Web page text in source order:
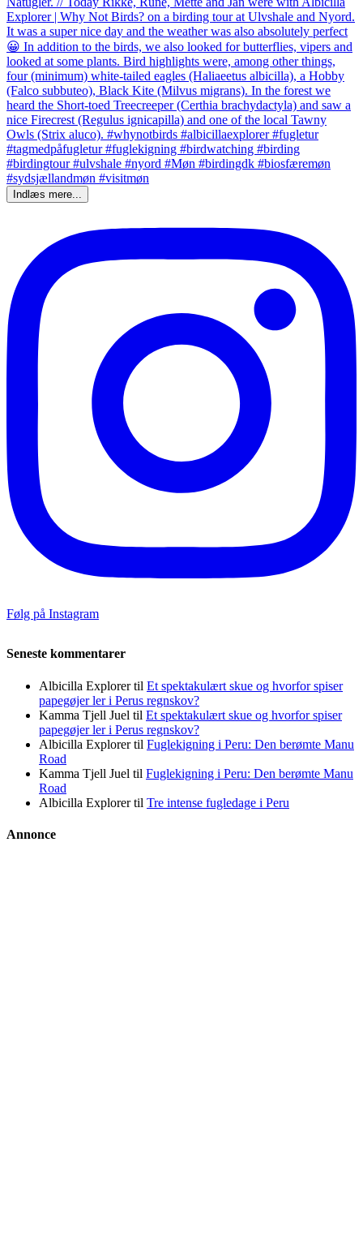
Indlæs mere...
Følg på Instagram
Seneste kommentarer
Albicilla Explorertil Et spektakulært skue og hvorfor spiser
papegøjer ler i Perus regnskov?
Kamma Tjell Juel til Et spektakulært skue og hvorfor spiser
papegøjer ler i Perus regnskov?
Albicilla Explorertil Fuglekigning i Peru: Den berømte Manu
Road
Kamma Tjell Juel til Fuglekigning i Peru: Den berømte Manu
Road
Albicilla Explorertil Tre intense fugledage i Peru
Annonce